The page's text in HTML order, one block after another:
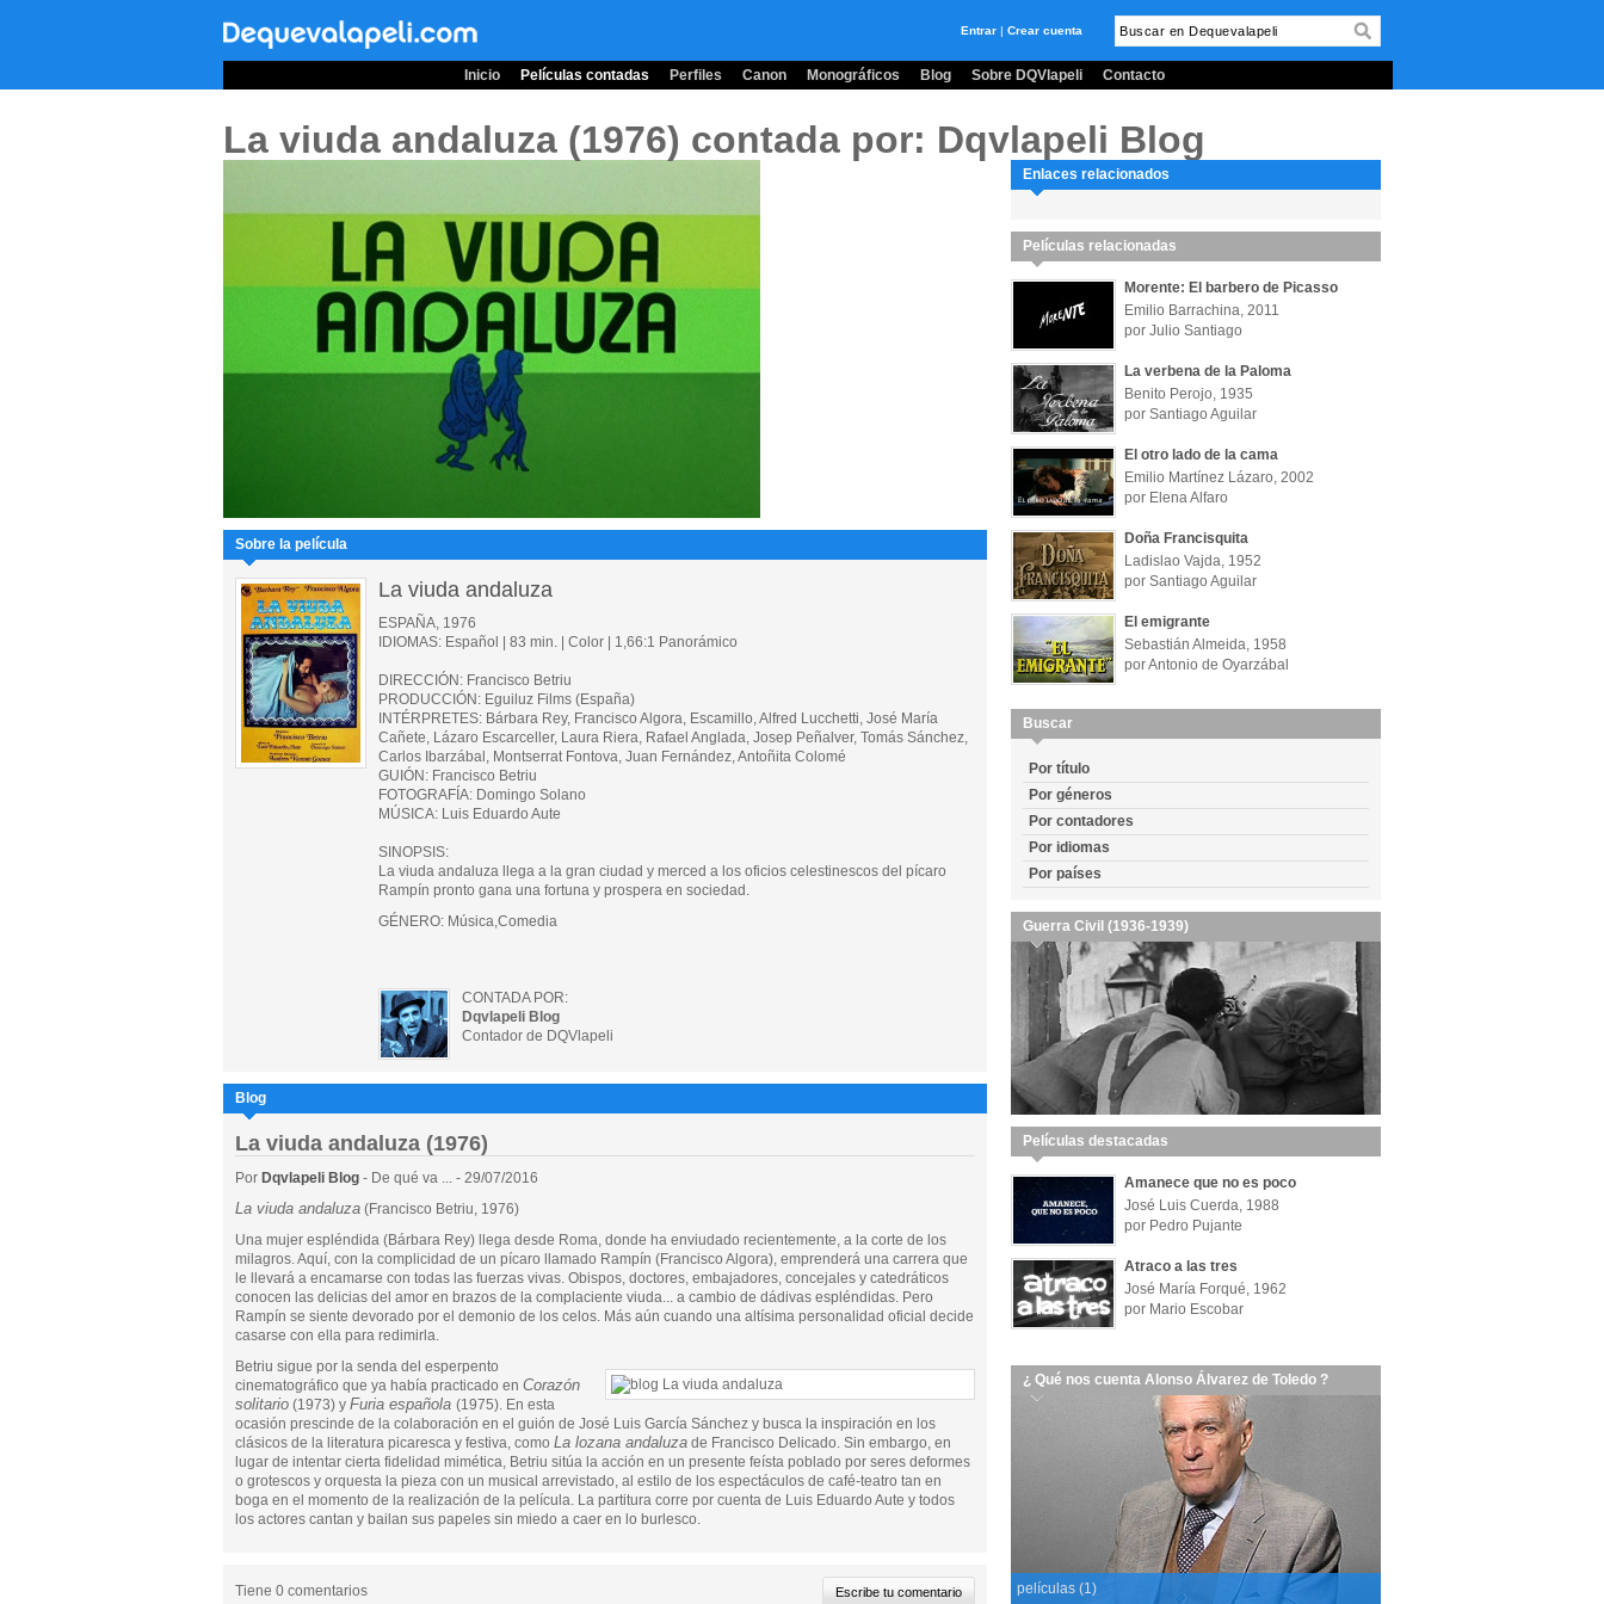
Entrar | Crear cuenta
Inicio Películas contadas Perfiles Canon Monográficos Blog Sobre DQVlapeli Contacto
La viuda andaluza (1976) contada por: Dqvlapeli Blog
Sobre la película
La viuda andaluza
ESPAÑA, 1976
IDIOMAS: Español | 83 min. | Color | 1,66:1 Panorámico
DIRECCIÓN: Francisco Betriu
PRODUCCIÓN: Eguiluz Films (España)
INTÉRPRETES: Bárbara Rey, Francisco Algora, Escamillo, Alfred Lucchetti, José María
Cañete, Lázaro Escarceller, Laura Riera, Rafael Anglada, Josep Peñalver, Tomás Sánchez,
Carlos Ibarzábal, Montserrat Fontova, Juan Fernández, Antoñita Colomé
GUIÓN: Francisco Betriu
FOTOGRAFÍA: Domingo Solano
MÚSICA: Luis Eduardo Aute
SINOPSIS:
La viuda andaluza llega a la gran ciudad y merced a los oficios celestinescos del pícaro
Rampín pronto gana una fortuna y prospera en sociedad.
GÉNERO: Música,Comedia
CONTADA POR:
Dqvlapeli Blog
Contador de DQVlapeli
Blog
La viuda andaluza (1976)
Por Dqvlapeli Blog - De qué va ... - 29/07/2016
La viuda andaluza (Francisco Betriu, 1976)
Una mujer espléndida (Bárbara Rey) llega desde Roma, donde ha enviudado recientemente, a la corte de los
milagros. Aquí, con la complicidad de un pícaro llamado Rampín (Francisco Algora), emprenderá una carrera que
le llevará a encamarse con todas las fuerzas vivas. Obispos, doctores, embajadores, concejales y catedráticos
conocen las delicias del amor en brazos de la complaciente viuda... a cambio de dádivas espléndidas. Pero
Rampín se siente devorado por el demonio de los celos. Más aún cuando una altísima personalidad oficial decide
casarse con ella para redimirla.
Betriu sigue por la senda del esperpento
cinematográfico que ya había practicado en Corazón
solitario (1973) y Furia española (1975). En esta
ocasión prescinde de la colaboración en el guión de José Luis García Sánchez y busca la inspiración en los
clásicos de la literatura picaresca y festiva, como La lozana andaluza de Francisco Delicado. Sin embargo, en
lugar de intentar cierta fidelidad mimética, Betriu sitúa la acción en un presente feísta poblado por seres deformes
o grotescos y orquesta la pieza con un musical arrevistado, al estilo de los espectáculos de café-teatro tan en
boga en el momento de la realización de la película. La partitura corre por cuenta de Luis Eduardo Aute y todos
los actores cantan y bailan sus papeles sin miedo a caer en lo burlesco.
Tiene 0 comentarios
Enlaces relacionados
Películas relacionadas
Morente: El barbero de Picasso
Emilio Barrachina, 2011
por Julio Santiago
La verbena de la Paloma
Benito Perojo, 1935
por Santiago Aguilar
El otro lado de la cama
Emilio Martínez Lázaro, 2002
por Elena Alfaro
Doña Francisquita
Ladislao Vajda, 1952
por Santiago Aguilar
El emigrante
Sebastián Almeida, 1958
por Antonio de Oyarzábal
Buscar
Por título
Por géneros
Por contadores
Por idiomas
Por países
Guerra Civil (1936-1939)
Películas destacadas
Amanece que no es poco
José Luis Cuerda, 1988
por Pedro Pujante
Atraco a las tres
José María Forqué, 1962
por Mario Escobar
¿ Qué nos cuenta Alonso Álvarez de Toledo ?
películas (1)